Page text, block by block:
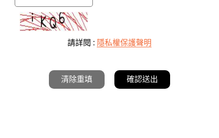
請詳閱 : 隱私權保護聲明
清除重填 確認送出